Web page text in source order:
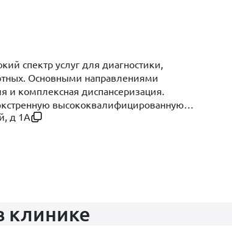
спектр услуг для диагностики,
Основными направлениями
и комплексная диспансеризация.
высококвалифицированную
оборудованием экспертного класса,
Опытные ветеринары
международных
д 1А
клинике